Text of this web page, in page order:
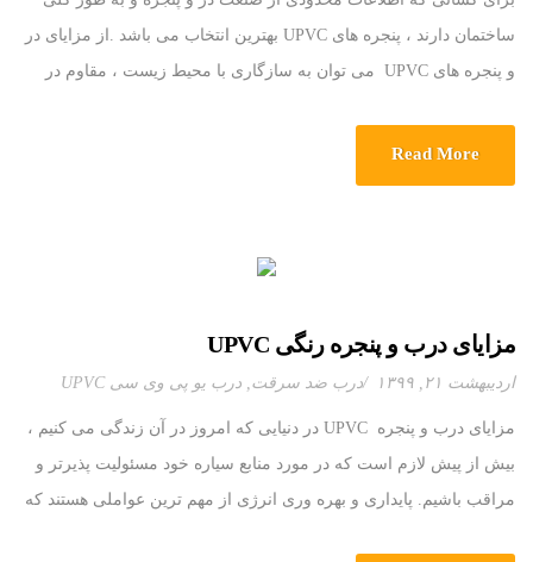
ساختمان دارند ، پنجره های UPVC بهترین انتخاب می باشد .از مزایای در
و پنجره های UPVC می توان به سازگاری با محیط زیست ، مقاوم در
Read More
مزایای درب و پنجره رنگی UPVC
اردیبهشت ۲۱, ۱۳۹۹ درب ضد سرقت, درب یو پی وی سی UPVC
مزایای درب و پنجره UPVC در دنیایی که امروز در آن زندگی می کنیم ،
بیش از پیش لازم است که در مورد منابع سیاره خود مسئولیت پذیرتر و
مراقب باشیم. پایداری و بهره وری انرژی از مهم ترین عواملی هستند که